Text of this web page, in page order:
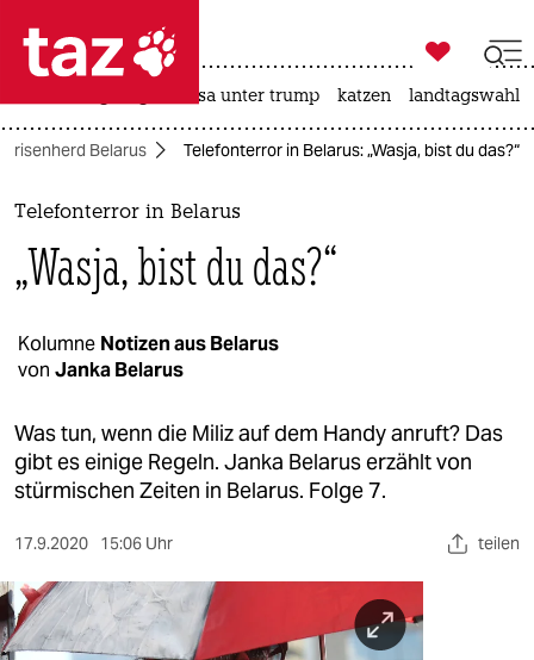
 taz zahl ich
taz zahl ich
themen
politik
gesellschaft
kultur
sport
berlin
nord
wahrheit

taz zahl ich
usa unter trump katzen landtagswahl
Krisenherd Belarus Telefonterror in Belarus: „Wasja, bist du das?“
Telefonterror in Belarus
„Wasja, bist du das?“
Kolumne Notizen aus Belarus
von Janka Belarus
Was tun, wenn die Miliz auf dem Handy anruft? Das
gibt es einige Regeln. Janka Belarus erzählt von
stürmischen Zeiten in Belarus. Folge 7.
17.9.2020 15:06 Uhr teilen